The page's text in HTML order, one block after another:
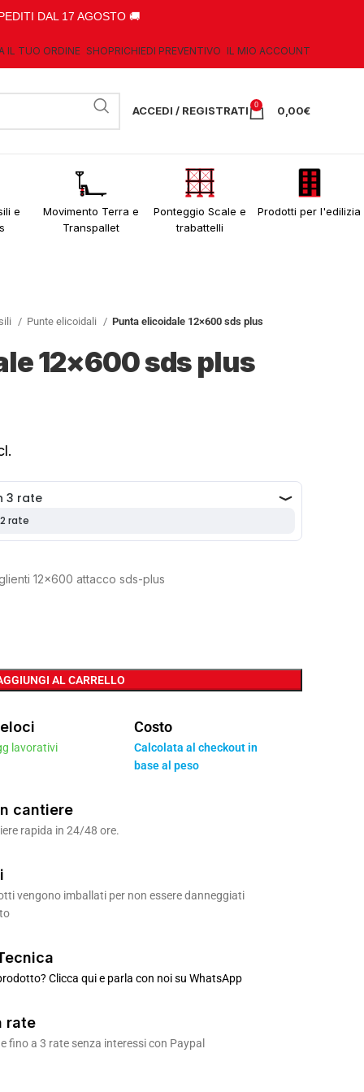
DAL 17 AGOSTO 🚚
IL TUO ORDINE SHOPRICHIEDI PREVENTIVO IL MIO ACCOUNT
ACCEDI / REGISTRATI 0 0,00€
e
Movimento Terra e
Transpallet
Ponteggio Scale e
trabattelli
Prodotti per l'edilizia
Punte elicoidali Punta elicoidale 12×600 sds plus
12×600 sds plus
12×600 attacco sds-plus
AL CARRELLO
lavorativi
Costo
Calcolata al checkout in
base al peso
cantiere
rapida in 24/48 ore.
vengono imballati per non essere danneggiati
Clicca qui e parla con noi su WhatsApp
rate
fino a 3 rate senza interessi con Paypal